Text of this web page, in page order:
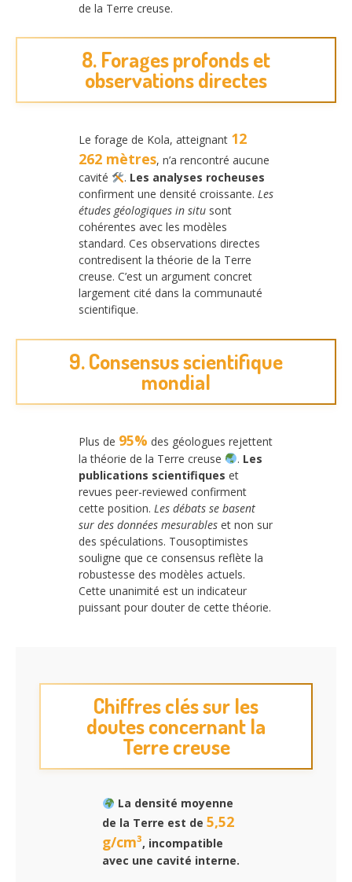
de la Terre creuse.
8. Forages profonds et
observations directes
Le forage de Kola, atteignant 12
262 mètres, n’a rencontré aucune
cavité
. Les analyses rocheuses
confirment une densité croissante. Les
études géologiques in situ sont
cohérentes avec les modèles
standard. Ces observations directes
contredisent la théorie de la Terre
creuse. C’est un argument concret
largement cité dans la communauté
scientifique.
9. Consensus scientifique
mondial
Plus de 95% des géologues rejettent
la théorie de la Terre creuse
. Les
publications scientifiques et
revues peer-reviewed confirment
cette position. Les débats se basent
sur des données mesurables et non sur
des spéculations. Tousoptimistes
souligne que ce consensus reflète la
robustesse des modèles actuels.
Cette unanimité est un indicateur
puissant pour douter de cette théorie.
Chiffres clés sur les
doutes concernant la
Terre creuse
La densité moyenne
de la Terre est de 5,52
g/cm³, incompatible
avec une cavité interne.